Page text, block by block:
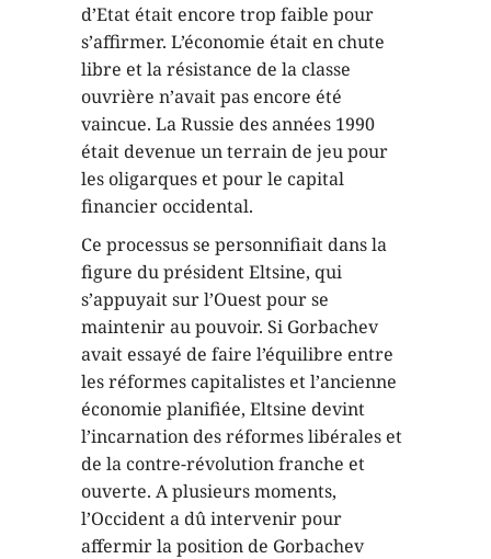
d’Etat était encore trop faible pour
s’affirmer. L’économie était en chute
libre et la résistance de la classe
ouvrière n’avait pas encore été
vaincue. La Russie des années 1990
était devenue un terrain de jeu pour
les oligarques et pour le capital
financier occidental.
Ce processus se personnifiait dans la
figure du président Eltsine, qui
s’appuyait sur l’Ouest pour se
maintenir au pouvoir. Si Gorbachev
avait essayé de faire l’équilibre entre
les réformes capitalistes et l’ancienne
économie planifiée, Eltsine devint
l’incarnation des réformes libérales et
de la contre-révolution franche et
ouverte. A plusieurs moments,
l’Occident a dû intervenir pour
affermir la position de Gorbachev